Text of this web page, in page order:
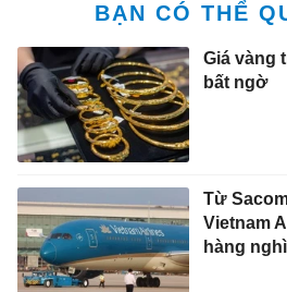
BẠN CÓ THỂ
Giá vàng
bất ngờ
Từ
Vietnam
hàng